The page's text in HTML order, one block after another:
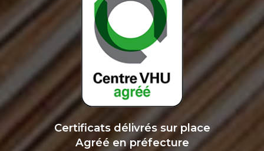
Certificats délivrés sur place
Agréé en préfecture